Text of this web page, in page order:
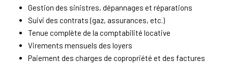
Gestion des sinistres, dépannages et réparations
Suivi des contrats (gaz, assurances, etc.)
Tenue complète de la comptabilité locative
Virements mensuels des loyers
Paiement des charges de copropriété et des factures